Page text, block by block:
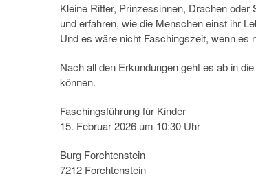
Kleine Ritter, Prinzessinnen, Drachen
und erfahren, wie die Menschen einst ihr
Und es wäre nicht Faschingszeit, wenn es
Nach all den Erkundungen geht es ab in
können.
Faschingsführung für Kinder
15. Februar 2026 um 10:30 Uhr
Burg Forchtenstein
7212 Forchtenstein